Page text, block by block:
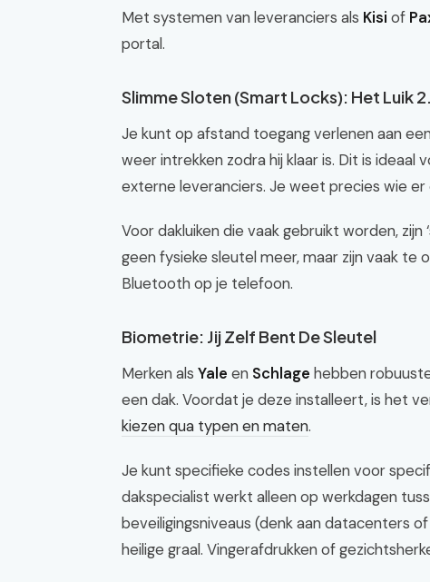
Met systemen van leveranciers als Kisi of
portal.
Slimme Sloten (Smart Locks): Het Luik
Je kunt op afstand toegang verlenen aan
weer intrekken zodra hij klaar is. Dit is ideaal
externe leveranciers. Je weet precies wie
Voor dakluiken die vaak gebruikt worden,
geen fysieke sleutel meer, maar zijn vaak
Bluetooth op je telefoon.
Biometrie: Jij Zelf Bent De Sleutel
Merken als Yale en Schlage hebben
een dak. Voordat je deze installeert, is het
kiezen qua typen en maten.
Je kunt specifieke codes instellen voor
dakspecialist werkt alleen op werkdagen
beveiligingsniveaus (denk aan datacenters
heilige graal. Vingerafdrukken of